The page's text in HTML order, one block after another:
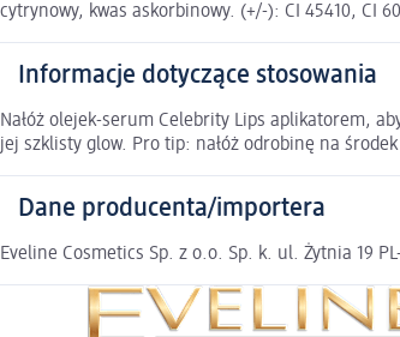
cytrynowy, kwas askorbinowy. (+/-): CI 45410, CI
Informacje dotyczące stosowania
Nałóż olejek-serum Celebrity Lips aplikatorem,
jej szklisty glow. Pro tip: nałóż odrobinę na
Dane producenta/importera
Eveline Cosmetics Sp. z o.o. Sp. k. ul. Żytnia 19